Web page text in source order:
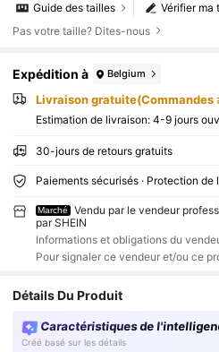
Vérifier ma
Guide des tailles
Pas votre taille? Dites-nous
Expédition à Belgium
Livraison gratuite(Commandes
Estimation de livraison: 4-9 jours
30-jours de retours gratuits
Paiements sécurisés · Protection de
Marché
Vendu par le vendeur
par SHEIN
Informations et obligations du
Pour signaler ce vendeur et/ou ce
Détails Du Produit
Caractéristiques de
Créé basé sur les détails